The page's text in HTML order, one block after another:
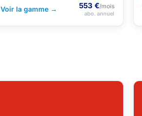
Voir la gamme →
553 €/mois
abo. annuel